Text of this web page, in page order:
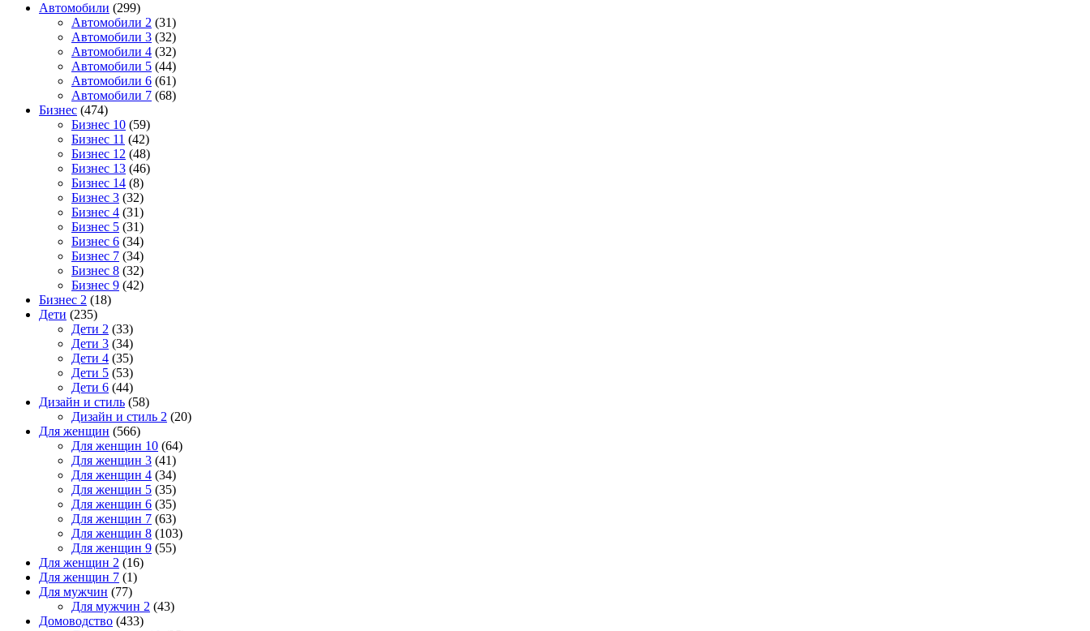
Автомобили (299)
Автомобили 2 (31)
Автомобили 3 (32)
Автомобили 4 (32)
Автомобили 5 (44)
Автомобили 6 (61)
Автомобили 7 (68)
Бизнес (474)
Бизнес 10 (59)
Бизнес 11 (42)
Бизнес 12 (48)
Бизнес 13 (46)
Бизнес 14 (8)
Бизнес 3 (32)
Бизнес 4 (31)
Бизнес 5 (31)
Бизнес 6 (34)
Бизнес 7 (34)
Бизнес 8 (32)
Бизнес 9 (42)
Бизнес 2 (18)
Дети (235)
Дети 2 (33)
Дети 3 (34)
Дети 4 (35)
Дети 5 (53)
Дети 6 (44)
Дизайн и стиль (58)
Дизайн и стиль 2 (20)
Для женщин (566)
Для женщин 10 (64)
Для женщин 3 (41)
Для женщин 4 (34)
Для женщин 5 (35)
Для женщин 6 (35)
Для женщин 7 (63)
Для женщин 8 (103)
Для женщин 9 (55)
Для женщин 2 (16)
Для женщин 7 (1)
Для мужчин (77)
Для мужчин 2 (43)
Домоводство (433)